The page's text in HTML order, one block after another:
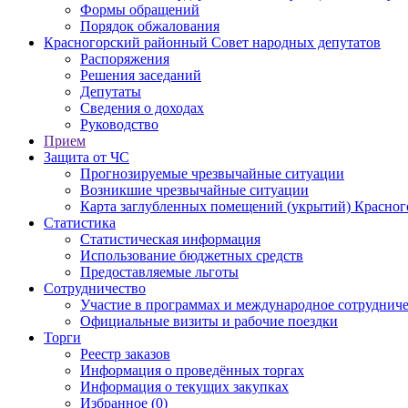
Формы обращений
Порядок обжалования
Красногорский районный Совет народных депутатов
Распоряжения
Решения заседаний
Депутаты
Сведения о доходах
Руководство
Прием
Защита от ЧС
Прогнозируемые чрезвычайные ситуации
Возникшие чрезвычайные ситуации
Карта заглубленных помещений (укрытий)
Статистика
Статистическая информация
Использование бюджетных средств
Предоставляемые льготы
Сотрудничество
Участие в программах и международное
Официальные визиты и рабочие поездки
Торги
Реестр заказов
Информация о проведённых торгах
Информация о текущих закупках
Избранное (0)